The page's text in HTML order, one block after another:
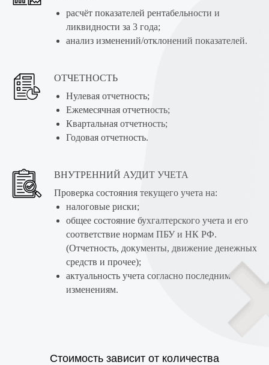
расчёт показателей рентабельности и
ликвидности за 3 года;
анализ изменений/отклонений показателей.
ОТЧЕТНОСТЬ
Нулевая отчетность;
Ежемесячная отчетность;
Квартальная отчетность;
Годовая отчетность.
ВНУТРЕННИЙ АУДИТ УЧЕТА
Проверка состояния текущего учета на:
налоговые риски;
общее состояние бухгалтерского учета и его
соответствие нормам ПБУ и НК РФ.
(Отчетность, документы, движение денежных
средств и прочее);
актуальность учета согласно последним
изменениям.
Стоимость зависит от количества